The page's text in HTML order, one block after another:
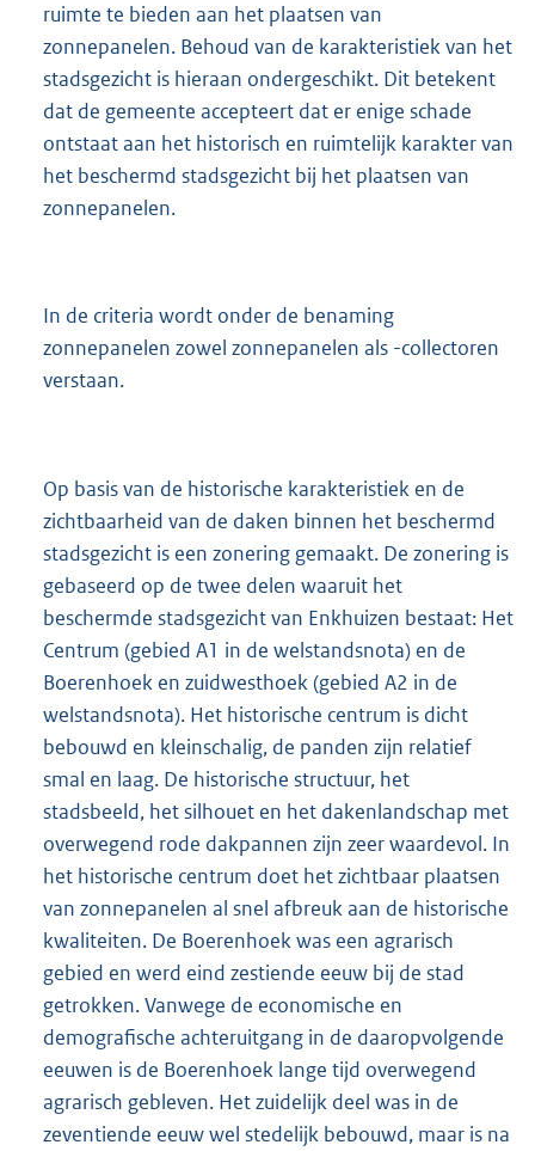
ruimte te bieden aan het plaatsen van
zonnepanelen. Behoud van de karakteristiek van het
stadsgezicht is hieraan ondergeschikt. Dit betekent
dat de gemeente accepteert dat er enige schade
ontstaat aan het historisch en ruimtelijk karakter van
het beschermd stadsgezicht bij het plaatsen van
zonnepanelen.
In de criteria wordt onder de benaming
zonnepanelen zowel zonnepanelen als -collectoren
verstaan.
Op basis van de historische karakteristiek en de
zichtbaarheid van de daken binnen het beschermd
stadsgezicht is een zonering gemaakt. De zonering is
gebaseerd op de twee delen waaruit het
beschermde stadsgezicht van Enkhuizen bestaat: Het
Centrum (gebied A1 in de welstandsnota) en de
Boerenhoek en zuidwesthoek (gebied A2 in de
welstandsnota). Het historische centrum is dicht
bebouwd en kleinschalig, de panden zijn relatief
smal en laag. De historische structuur, het
stadsbeeld, het silhouet en het dakenlandschap met
overwegend rode dakpannen zijn zeer waardevol. In
het historische centrum doet het zichtbaar plaatsen
van zonnepanelen al snel afbreuk aan de historische
kwaliteiten. De Boerenhoek was een agrarisch
gebied en werd eind zestiende eeuw bij de stad
getrokken. Vanwege de economische en
demografische achteruitgang in de daaropvolgende
eeuwen is de Boerenhoek lange tijd overwegend
agrarisch gebleven. Het zuidelijk deel was in de
zeventiende eeuw wel stedelijk bebouwd, maar is na